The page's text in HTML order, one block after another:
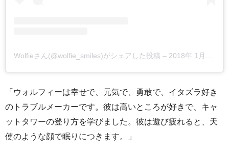
Wolfieさん(@wolfie_smiles)がシェアした投稿 – 2018年 1月月15日午後3時51分PST
「ウォルフィーは幸せで、元気で、勇敢で、イタズラ好き
のトラブルメーカーです。彼は高いところが好きで、キャ
ットタワーの登り方を学びました。彼は遊び疲れると、天
使のような顔で眠りにつきます。」